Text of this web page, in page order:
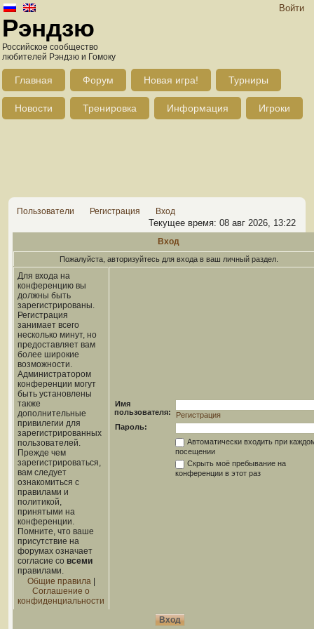
Войти
Рэндзю
Российское сообщество
любителей Рэндзю и Гомоку
Главная Форум Новая игра! Турниры
Новости Тренировка Информация Игроки
Пользователи Регистрация Вход
Текущее время: 08 авг 2026, 13:22
Вход
Пожалуйста, авторизуйтесь для входа в ваш личный раздел.
Для входа на
конференцию вы
должны быть
зарегистрированы.
Регистрация
занимает всего
несколько минут, но
предоставляет вам
более широкие
возможности.
Администратором
конференции могут
быть установлены
также
дополнительные
привилегии для
зарегистрированных
пользователей.
Прежде чем
зарегистрироваться,
вам следует
ознакомиться с
правилами и
политикой,
принятыми на
конференции.
Помните, что ваше
присутствие на
форумах означает
согласие со всеми
правилами.
Общие правила|
Соглашение о
конфиденциальности
Имя
пользователя:
Регистрация
Пароль:
Автоматически входить при
посещении
Скрыть моё пребывание на
конференции в этот раз